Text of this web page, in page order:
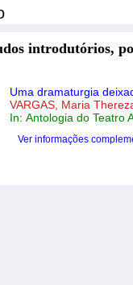
introdutórios,
Uma dramaturgia
VARGAS, Maria
In: Antologia do Teatro
Ver informações